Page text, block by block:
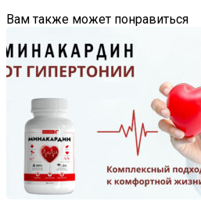
Вам также может понравиться